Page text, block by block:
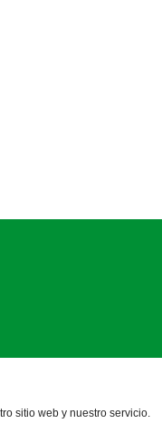
sitio web y nuestro servicio.